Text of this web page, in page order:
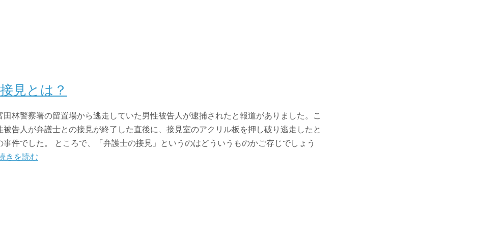
見とは？
田林警察署の留置場から逃走していた男性被告人が逮捕されたと報道がありました。こ
被告人が弁護士との接見が終了した直後に、接見室のアクリル板を押し破り逃走したと
事件でした。 ところで、「弁護士の接見」というのはどういうものかご存じでしょう
きを読む